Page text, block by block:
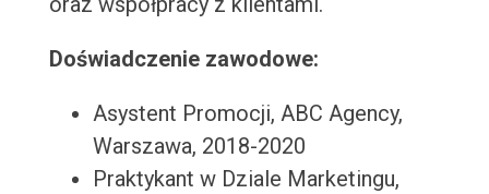
Doświadczenie zawodowe:
Asystent Promocji, ABC Agency,
Warszawa, 2018-2020
Praktykant w Dziale Marketingu,